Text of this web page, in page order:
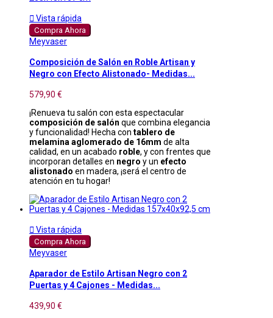
 Vista rápida
Compra Ahora
Meyvaser
Composición de Salón en Roble Artisan y
Negro con Efecto Alistonado- Medidas...
579,90 €
¡Renueva tu salón con esta espectacular
composición de salón que combina elegancia
y funcionalidad! Hecha con tablero de
melamina aglomerado de 16mm de alta
calidad, en un acabado roble, y con frentes que
incorporan detalles en negro y un efecto
alistonado en madera, ¡será el centro de
atención en tu hogar!
 Vista rápida
Compra Ahora
Meyvaser
Aparador de Estilo Artisan Negro con 2
Puertas y 4 Cajones - Medidas...
439,90 €